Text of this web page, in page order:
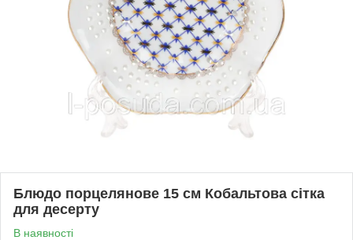
Блюдо порцелянове 15 см Кобальтова сітка
для десерту
В наявності